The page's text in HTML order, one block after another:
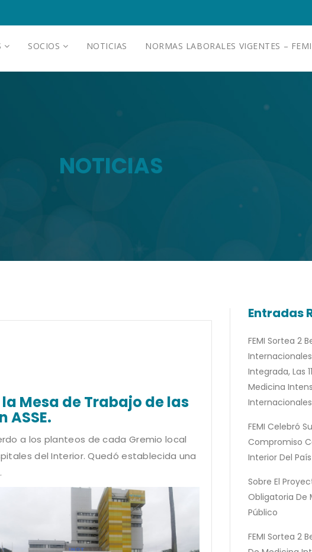
SOCIOS NOTICIAS NORMAS LABORALES VIGENTES – FEMI
NOTICIAS
Mesa de Trabajo de las
a los planteos de cada Gremio local
del Interior. Quedó establecida una
Entradas
FEMI Sortea 2
Integrada, Las
Medicina
FEMI Celebró
Compromiso
Interior Del País
Sobre El
Obligatoria De
Público
FEMI Sortea 2